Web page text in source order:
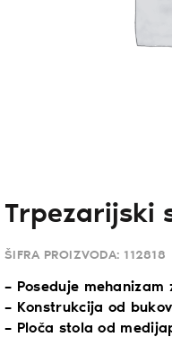
Trpezarijski
ŠIFRA PROIZVODA: 112818
– Poseduje mehanizam
– Konstrukcija od
– Ploča stola od